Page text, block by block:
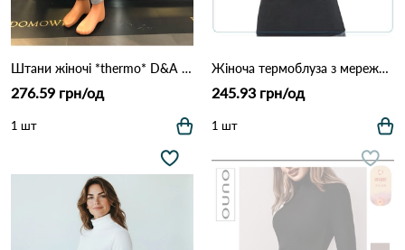
Штани жіночі *thermo* D&A KHN02 Різні кольори
276.59 грн/од
1 шт
Жіноча термоблуза з мереживною вставкою, модель 2822 (розміри M–XXL) Чорний
245.93 грн/од
1 шт